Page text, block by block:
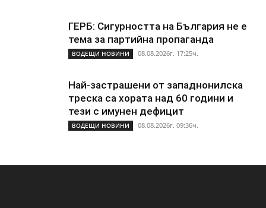
ГЕРБ: Сигурността на България не е
тема за партийна пропаганда
ВОДЕЩИ НОВИНИ 08.08.2026г. 17:25ч.
Най-застрашени от западнонилска
треска са хората над 60 години и
тези с имунен дефицит
ВОДЕЩИ НОВИНИ 08.08.2026г. 09:36ч.